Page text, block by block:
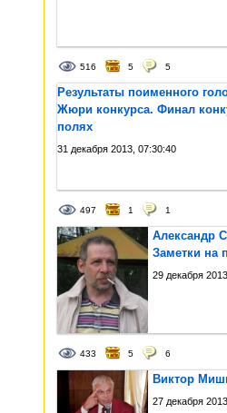
516 5 5
Результаты поименного
Жюри конкурса. Финал
полях
31 декабря 2013, 07:30:40
497 1 1
Александр
Заметки на
29 декабря
433 5 6
Виктор
27 декабря